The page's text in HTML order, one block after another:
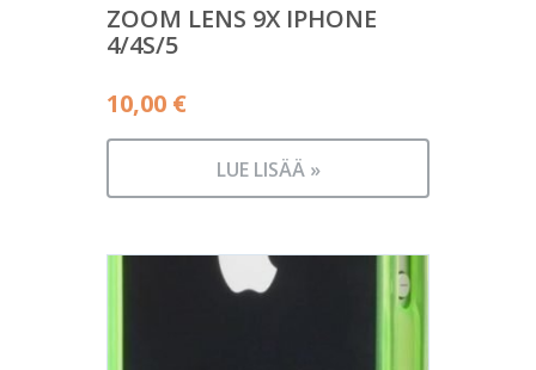
ZOOM LENS 9X IPHONE
4/4S/5
10,00 €
LUE LISÄÄ »